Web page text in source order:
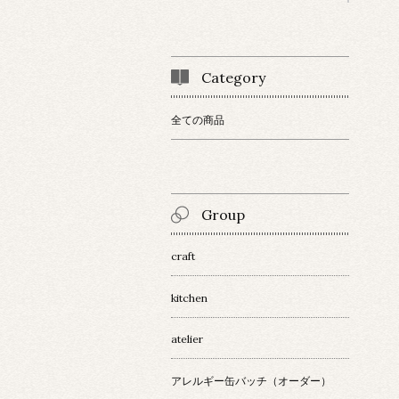
Category
全ての商品
Group
craft
kitchen
atelier
アレルギー缶バッチ（オーダー）